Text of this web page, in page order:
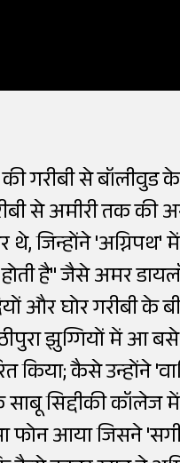
गरीबी से
से अमीरी तक की
थे, जिन्होंने
है" जैसे अमर
और घोर गरीबी
झुग्गियों में आ
किया; कैसे
सिद्दीकी कॉलेज
आया जिसने